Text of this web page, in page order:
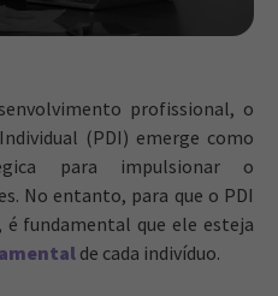
profissional, o
(PDI) emerge como
para impulsionar o
No entanto, para que o PDI
é fundamental que ele esteja
de cada indivíduo.